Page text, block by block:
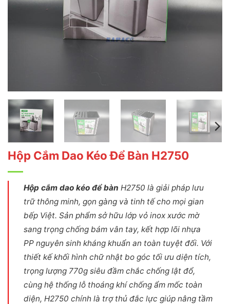
Hộp Cắm Dao Kéo Để Bàn H2750
Hộp cắm dao kéo để bàn H2750 là giải pháp lưu
trữ thông minh, gọn gàng và tinh tế cho mọi gian
bếp Việt. Sản phẩm sở hữu lớp vỏ inox xước mờ
sang trọng chống bám vân tay, kết hợp lõi nhựa
PP nguyên sinh kháng khuẩn an toàn tuyệt đối. Với
thiết kế khối hình chữ nhật bo góc tối ưu diện tích,
trọng lượng 770g siêu đầm chắc chống lật đổ,
cùng hệ thống lỗ thoáng khí chống ẩm mốc toàn
diện, H2750 chính là trợ thủ đắc lực giúp nâng tầm